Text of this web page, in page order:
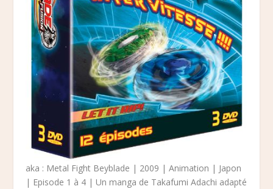
aka : Metal Fight Beyblade | 2009 | Animation | Japon
| Episode 1 à 4 | Un manga de Takafumi Adachi adapté